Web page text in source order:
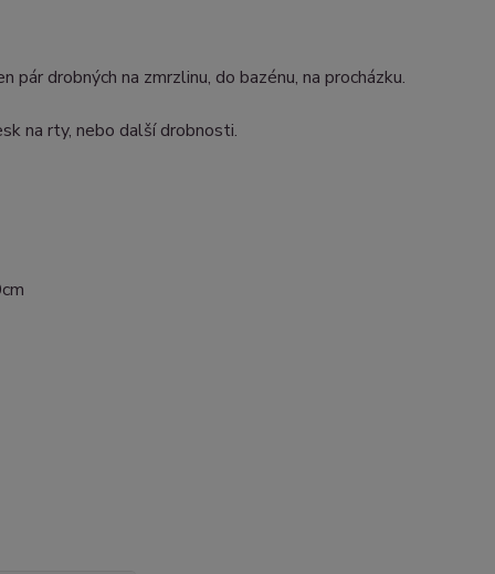
drobných na zmrzlinu, do bazénu, na procházku.
na rty, nebo další drobnosti.